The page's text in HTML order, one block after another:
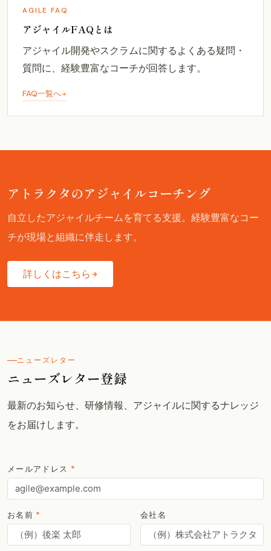
AGILE FAQ
アジャイルFAQとは
アジャイル開発やスクラムに関するよくある疑問・
質問に、経験豊富なコーチが回答します。
FAQ一覧へ
アトラクタのアジャイルコーチング
自立したアジャイルチームを育てる支援。経験豊富なコー
チが現場と組織に伴走します。
詳しくはこちら
ニューズレター
ニューズレター登録
最新のお知らせ、研修情報、アジャイルに関するナレッジ
をお届けします。
メールアドレス *
お名前 * 会社名